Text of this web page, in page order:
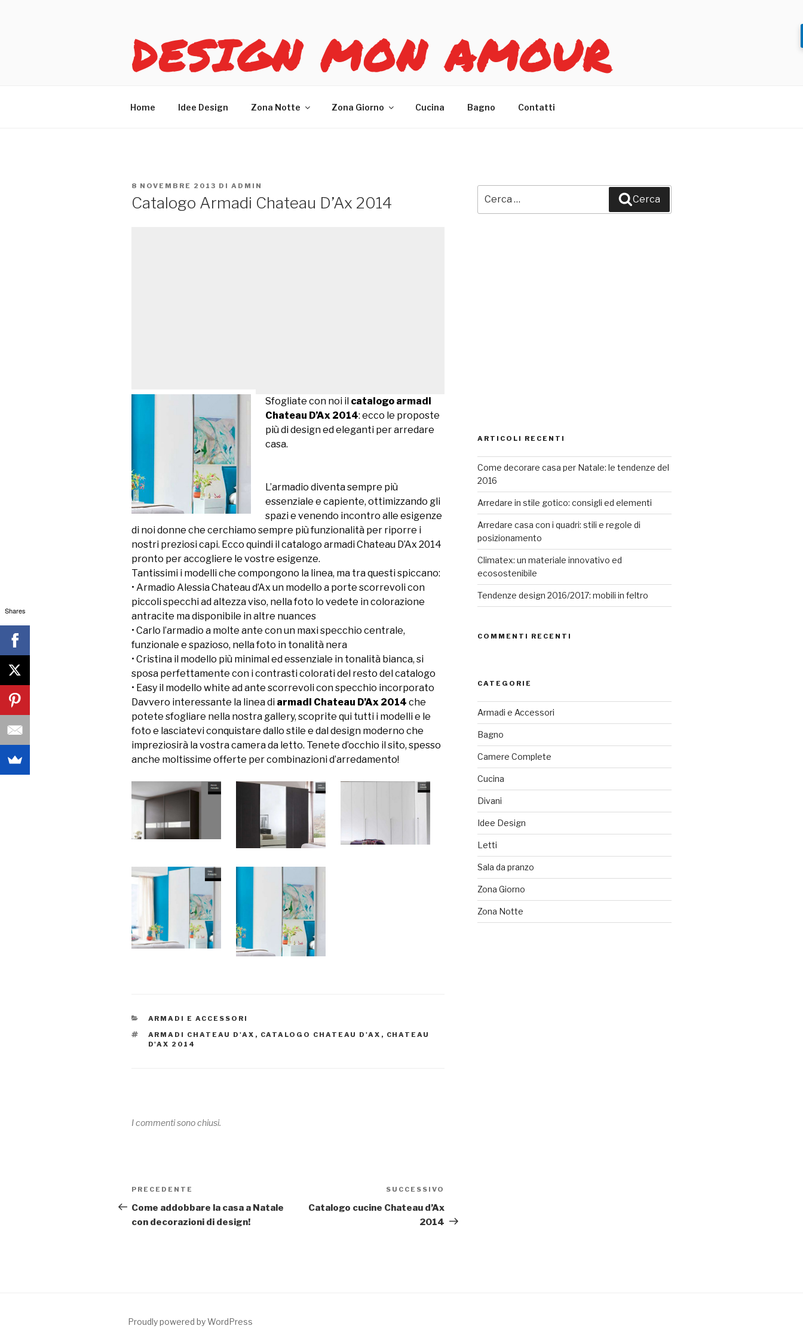
DESIGN MON AMOUR
Home Idee Design Zona Notte Zona Giorno Cucina Bagno Contatti
PUBBLICATO
IL
8 NOVEMBRE 2013 DI ADMIN
Catalogo Armadi Chateau D’Ax 2014
Sfogliate con noi il catalogo armadi
Chateau D’Ax 2014: ecco le proposte
più di design ed eleganti per arredare
casa.
L’armadio diventa sempre più
essenziale e capiente, ottimizzando gli
spazi e venendo incontro alle esigenze
di noi donne che cerchiamo sempre più funzionalità per riporre i
nostri preziosi capi. Ecco quindi il catalogo armadi Chateau D’Ax 2014
pronto per accogliere le vostre esigenze.
Tantissimi i modelli che compongono la linea, ma tra questi spiccano:
• Armadio Alessia Chateau d’Ax un modello a porte scorrevoli con
piccoli specchi ad altezza viso, nella foto lo vedete in colorazione
antracite ma disponibile in altre nuances
• Carlo l’armadio a molte ante con un maxi specchio centrale,
funzionale e spazioso, nella foto in tonalità nera
• Cristina il modello più minimal ed essenziale in tonalità bianca, si
sposa perfettamente con i contrasti colorati del resto del catalogo
• Easy il modello white ad ante scorrevoli con specchio incorporato
Davvero interessante la linea di armadi Chateau D’Ax 2014 che
potete sfogliare nella nostra gallery, scoprite qui tutti i modelli e le
foto e lasciatevi conquistare dallo stile e dal design moderno che
impreziosirà la vostra camera da letto. Tenete d’occhio il sito, spesso
anche moltissime offerte per combinazioni d’arredamento!
CATEGORIE
ARMADI E ACCESSORI
TAG
ARMADI CHATEAU D'AX , CATALOGO CHATEAU D'AX , CHATEAU
D'AX 2014
I commenti sono chiusi.
Navigazione
articoli
Articolo
precedente:
PRECEDENTE
Come addobbare la casa a Natale
con decorazioni di design!
SUCCESSIVO
Catalogo cucine Chateau d’Ax
2014
Cerca
ARTICOLI RECENTI
Come decorare casa per Natale: le tendenze del
2016
Arredare in stile gotico: consigli ed elementi
Arredare casa con i quadri: stili e regole di
posizionamento
Climatex: un materiale innovativo ed
ecosostenibile
Tendenze design 2016/2017: mobili in feltro
COMMENTI RECENTI
CATEGORIE
Armadi e Accessori
Bagno
Camere Complete
Cucina
Divani
Idee Design
Letti
Sala da pranzo
Zona Giorno
Zona Notte
Proudly powered by WordPress
Shares